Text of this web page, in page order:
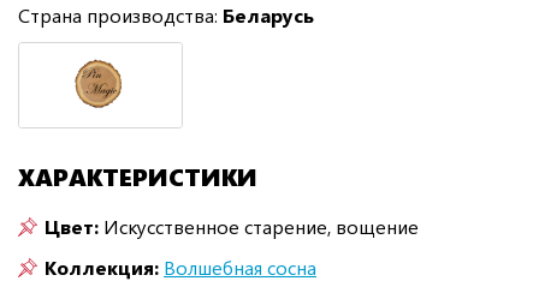
Страна производства: Беларусь
ХАРАКТЕРИСТИКИ
Цвет: Искусственное старение, вощение
Коллекция: Волшебная сосна